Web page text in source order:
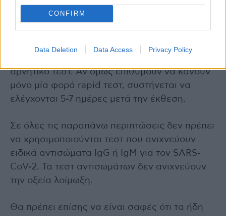
CONFIRM
Data Deletion Data Access Privacy Policy
Σύμφωνα με την οδηγία του Κέντρου Ελέγχου
Νοσημάτων (CDC) των ΗΠΑ, άτομα που έχουν
εκτεθεί στον ιό πρέπει να ελέγχονται 2 φορές,
το 1ο rapid τεστ να γίνεται εντός 48 ωρών και
αρνητικό τεστ. Αν όμως επιθυμούν να κάνουν
μόνο μία φορά rapid τεστ, συστήνεται να
ελέγχονται 5-7 ημέρες μετά την έκθεση.
Σε όλες τις παραπάνω περιπτώσεις δεν πρέπει
να χρησιμοποιούνται τεστ που ανιχνεύουν
ειδικά αντισώματα IgG ή IgM για τον SARS-
CoV-2. Τα τεστ αντισωμάτων δεν ανιχνεύουν
την οξεία λοίμωξη.
Θα πρέπει επίσης να είναι σαφές ότι τα ήδη